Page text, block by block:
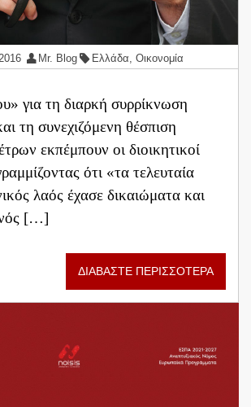
Mr. Blog Ελλάδα,Οικονομία
για τη διαρκή συρρίκνωση
τη συνεχιζόμενη θέσπιση
εκπέμπουν οι διοικητικοί
ότι «τα τελευταία
λαός έχασε δικαιώματα και
[…]
ΔΙΑΒΑΣΤΕ ΠΕΡΙΣΣΟΤΕΡΑ